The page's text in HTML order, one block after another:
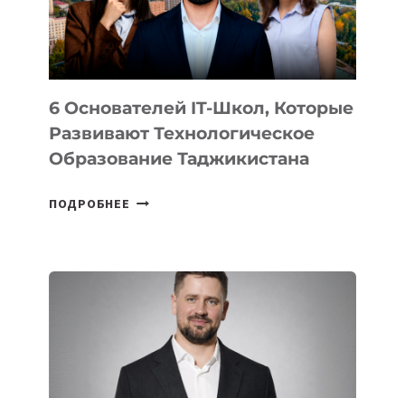
ОТ
OPENAI
6 Основателей IT-Школ, Которые
Развивают Технологическое
Образование Таджикистана
ПОДРОБНЕЕ
КОТОРЫЕ
РАЗВИВАЮТ
ТЕХНОЛОГИЧЕСКОЕ
ОБРАЗОВАНИЕ
ТАДЖИКИСТАНА